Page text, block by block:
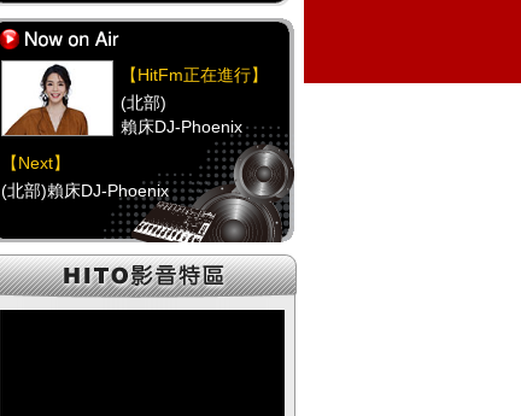
Hit Fm【FB臉書粉絲團】等你加入！
最專業《DJ推薦》好音樂千萬別錯過！
好康報報 最新優惠訊息都在這！
【HitFm正在進行】
(北部)
賴床DJ-Phoenix
【Next】
(北部)賴床DJ-Phoenix
【HitFm正在進行】
(中部)